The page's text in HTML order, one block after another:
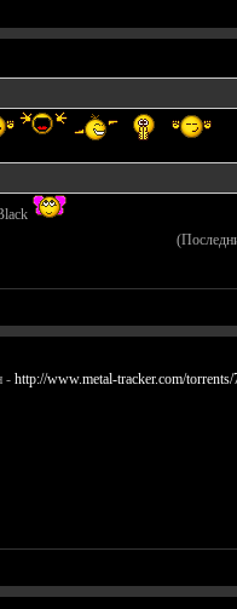
- http://www.metal-tracker.com/